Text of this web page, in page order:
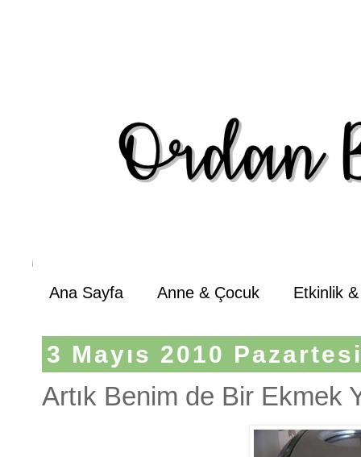
Ana Sayfa Anne & Çocuk Etkinlik
3 Mayıs 2010
Artık Benim de Bir Ekmek